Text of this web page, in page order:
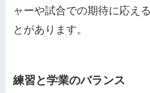
ャーや試合での期待に応え
とがあります。
練習と学業のバランス